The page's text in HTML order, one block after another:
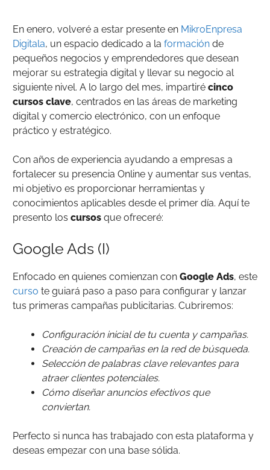
En enero, volveré a estar presente en MikroEnpresa
Digitala, un espacio dedicado a la formación de
pequeños negocios y emprendedores que desean
mejorar su estrategia digital y llevar su negocio al
siguiente nivel. A lo largo del mes, impartiré cinco
cursos clave, centrados en las áreas de marketing
digital y comercio electrónico, con un enfoque
práctico y estratégico.
Con años de experiencia ayudando a empresas a
fortalecer su presencia Online y aumentar sus ventas,
mi objetivo es proporcionar herramientas y
conocimientos aplicables desde el primer día. Aquí te
presento los cursos que ofreceré:
Google Ads (I)
Enfocado en quienes comienzan con Google Ads, este
curso te guiará paso a paso para configurar y lanzar
tus primeras campañas publicitarias. Cubriremos:
Configuración inicial de tu cuenta y campañas.
Creación de campañas en la red de búsqueda.
Selección de palabras clave relevantes para
atraer clientes potenciales.
Cómo diseñar anuncios efectivos que
conviertan.
Perfecto si nunca has trabajado con esta plataforma y
deseas empezar con una base sólida.